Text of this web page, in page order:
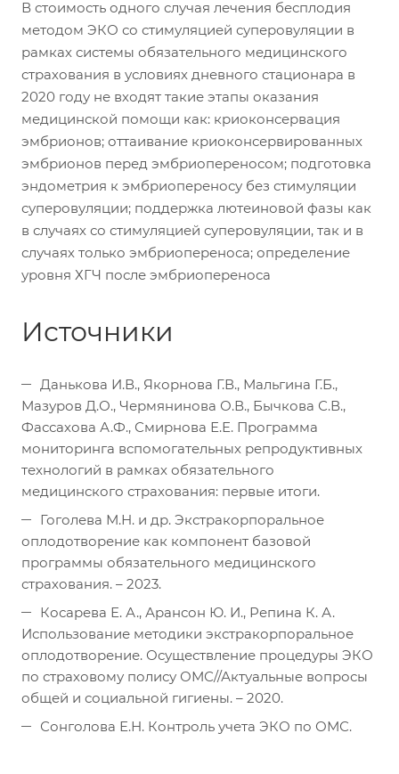
В стоимость одного случая лечения бесплодия
методом ЭКО со стимуляцией суперовуляции в
рамках системы обязательного медицинского
страхования в условиях дневного стационара в
2020 году не входят такие этапы оказания
медицинской помощи как: криоконсервация
эмбрионов; оттаивание криоконсервированных
эмбрионов перед эмбриопереносом; подготовка
эндометрия к эмбриопереносу без стимуляции
суперовуляции; поддержка лютеиновой фазы как
в случаях со стимуляцией суперовуляции, так и в
случаях только эмбриопереноса; определение
уровня ХГЧ после эмбриопереноса
Источники
Данькова И.В., Якорнова Г.В., Мальгина Г.Б.,
Мазуров Д.О., Чермянинова О.В., Бычкова С.В.,
Фассахова А.Ф., Смирнова Е.Е. Программа
мониторинга вспомогательных репродуктивных
технологий в рамках обязательного
медицинского страхования: первые итоги.
Гоголева М.Н. и др. Экстракорпоральное
оплодотворение как компонент базовой
программы обязательного медицинского
страхования. – 2023.
Косарева Е. А., Арансон Ю. И., Репина К. А.
Использование методики экстракорпоральное
оплодотворение. Осуществление процедуры ЭКО
по страховому полису ОМС//Актуальные вопросы
общей и социальной гигиены. – 2020.
Сонголова Е.Н. Контроль учета ЭКО по ОМС.